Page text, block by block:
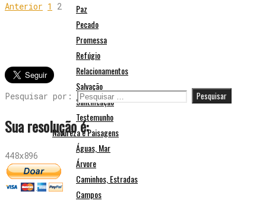
Paz
Pecado
Promessa
Refúgio
Relacionamentos
Salvação
Santificação
Testemunho
Natureza e Paisagens
Águas, Mar
Árvore
Caminhos, Estradas
Campos
Anterior 1 2
Pesquisar por:
Sua resolução é:
448x896